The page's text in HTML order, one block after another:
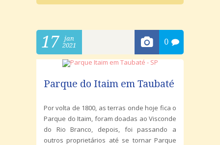
17
jan
2021
0
Parque do Itaim em Taubaté
Por volta de 1800, as terras onde hoje fica o
Parque do Itaim, foram doadas ao Visconde
do Rio Branco, depois, foi passando a
outros proprietários até se tornar Parque